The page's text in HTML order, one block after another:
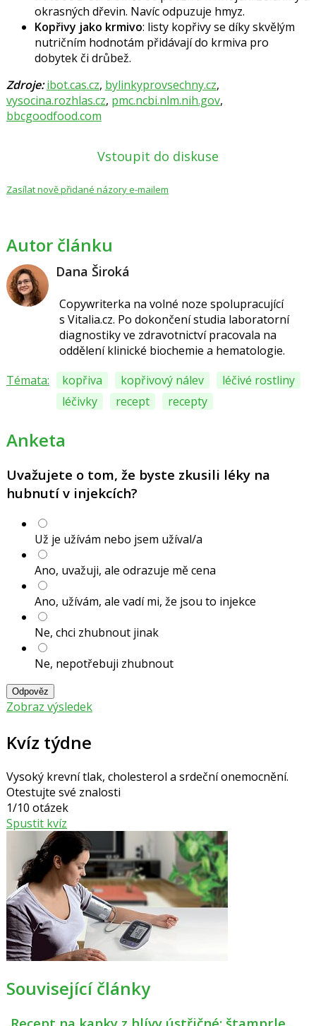
okrasných dřevin. Navíc odpuzuje hmyz.
Kopřivy jako krmivo: listy kopřivy se díky skvělým
nutričním hodnotám přidávají do krmiva pro
dobytek či drůbež.
Zdroje: ibot.cas.cz, bylinkyprovsechny.cz,
vysocina.rozhlas.cz, pmc.ncbi.nlm.nih.gov,
bbcgoodfood.com
Vstoupit do diskuse
Zasílat nově přidané názory e-mailem
Autor článku
Dana Široká
Copywriterka na volné noze spolupracující
s Vitalia.cz. Po dokončení studia laboratorní
diagnostiky ve zdravotnictví pracovala na
oddělení klinické biochemie a hematologie.
Témata:
kopřiva kopřivový nálev
léčivé rostliny
léčivky
recept recepty
Anketa
Uvažujete o tom, že byste zkusili léky na
hubnutí v injekcích?
Už je užívám nebo jsem užíval/a
Ano, uvažuji, ale odrazuje mě cena
Ano, užívám, ale vadí mi, že jsou to injekce
Ne, chci zhubnout jinak
Ne, nepotřebuji zhubnout
Odpověz
Zobraz výsledek
Kvíz týdne
Vysoký krevní tlak, cholesterol a srdeční onemocnění.
Otestujte své znalosti
1/10 otázek
Spustit kvíz
Související články